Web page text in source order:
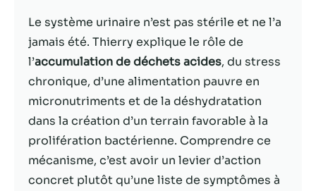
Le système urinaire n’est pas stérile et ne l’a
jamais été. Thierry explique le rôle de
l’accumulation de déchets acides, du stress
chronique, d’une alimentation pauvre en
micronutriments et de la déshydratation
dans la création d’un terrain favorable à la
prolifération bactérienne. Comprendre ce
mécanisme, c’est avoir un levier d’action
concret plutôt qu’une liste de symptômes à
puissions
améliorer la
fonctionnalité
du site Web,
en fonction
de la façon
Web est
utilisé.